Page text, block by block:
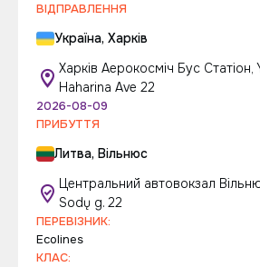
ВІДПРАВЛЕННЯ
Україна, Харків
Харків Аерокосміч Бус Статіон,
Haharina Ave 22
2026-08-09
ПРИБУТТЯ
Литва, Вільнюс
Центральний автовокзал
Sodų g. 22
ПЕРЕВІЗНИК:
Ecolines
КЛАС: